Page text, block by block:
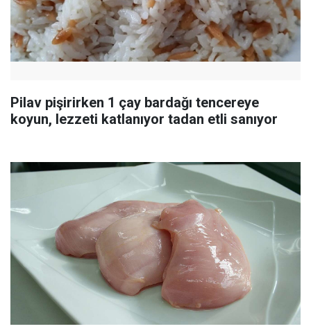
Pilav pişirirken 1 çay bardağı tencereye
koyun, lezzeti katlanıyor tadan etli sanıyor